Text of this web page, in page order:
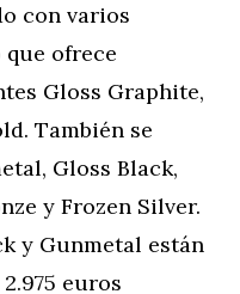
con varios
que ofrece
Gloss Graphite,
También se
Gloss Black,
y Frozen Silver.
y Gunmetal están
euros